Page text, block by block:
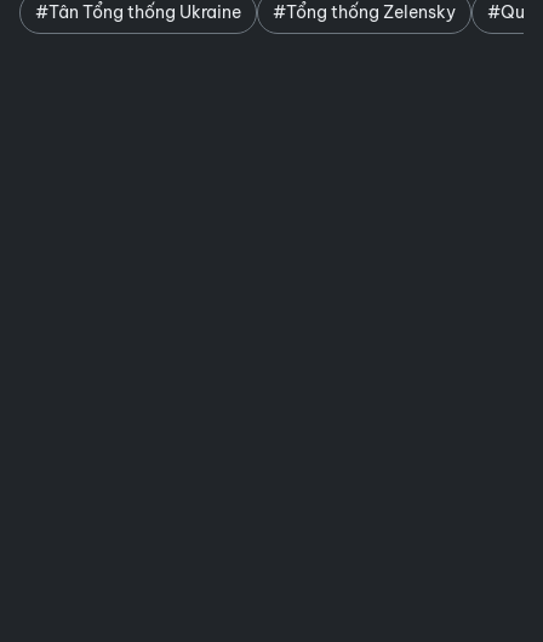
#Tân Tổng thống Ukraine #Tổng thống Zelensky